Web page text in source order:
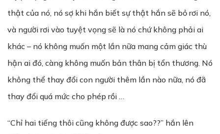
thật của nó, nó sợ khi hắn biết sự thật hắn sẽ bỏ rơi nó,
và người rơi vào tuyệt vọng sẽ là nó chứ không phải ai
khác – nó không muốn một lần nữa mang cảm giác thù
hận ai đó, càng không muốn bản thân bị tổn thương. Nó
không thể thay đổi con người thêm lần nào nữa, nó đã
thay đổi quá mức cho phép rồi …
“Chỉ hai tiếng thôi cũng không được sao??” hắn lên